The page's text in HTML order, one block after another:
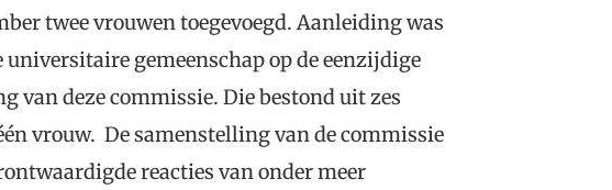
twee vrouwen toegevoegd. Aanleiding was
gemeenschap op de eenzijdige
van deze commissie. Die bestond uit zes
vrouw. De samenstelling van de commissie
reacties van onder meer